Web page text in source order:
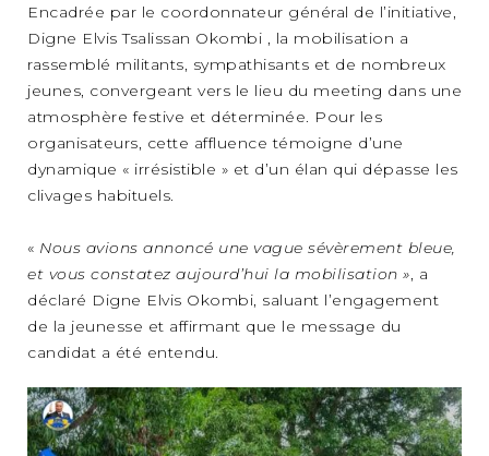
Encadrée par le coordonnateur général de l’initiative,
Digne Elvis Tsalissan Okombi , la mobilisation a
rassemblé militants, sympathisants et de nombreux
jeunes, convergeant vers le lieu du meeting dans une
atmosphère festive et déterminée. Pour les
organisateurs, cette affluence témoigne d’une
dynamique « irrésistible » et d’un élan qui dépasse les
clivages habituels.
« Nous avions annoncé une vague sévèrement bleue,
et vous constatez aujourd’hui la mobilisation », a
déclaré Digne Elvis Okombi, saluant l’engagement
de la jeunesse et affirmant que le message du
candidat a été entendu.